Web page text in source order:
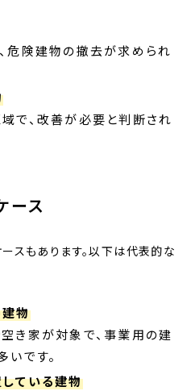
危険建物の撤去が求められ
で、改善が必要と判断され
ース
スもあります。以下は代表的な
物
き家が対象で、事業用の建
です。
ている建物